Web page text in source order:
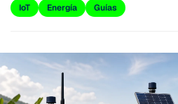
IoT Energía Guías